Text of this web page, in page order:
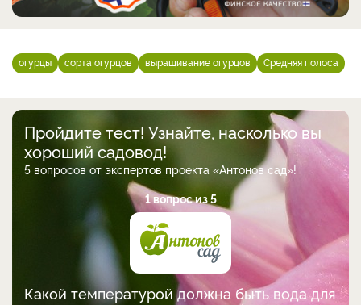
огурцы сорта огурцов выращивание огурцов Средняя полоса
Пройдите тест! Узнайте, насколько вы
хороший садовод!
5 вопросов от экспертов проекта «Антонов сад»!
1 вопрос из 5
Какой температурой должна быть вода для